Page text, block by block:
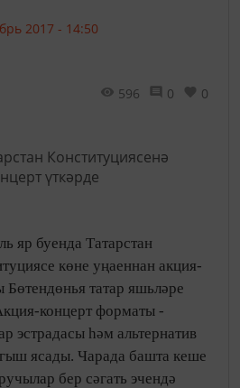
2017 - 14:50
596 0 0
яр буенда Татарстан
көне уңаеннан акция-
татар яшьләре
концерт форматы -
эстрадасы һәм альтернатив
ясады. Чарада башта кеше
бер сәгать эчендә